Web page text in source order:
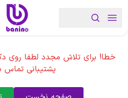
خطا! برای تلاش مجدد لطفا روی
پشتیبانی تماس